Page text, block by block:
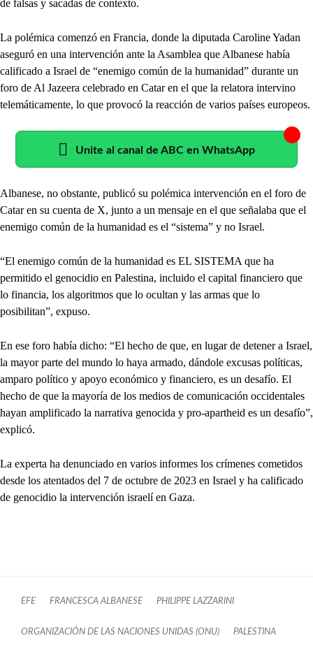
de falsas y sacadas de contexto.
La polémica comenzó en Francia, donde la diputada Caroline Yadan
aseguró en una intervención ante la Asamblea que Albanese había
calificado a Israel de “enemigo común de la humanidad” durante un
foro de Al Jazeera celebrado en Catar en el que la relatora intervino
telemáticamente, lo que provocó la reacción de varios países europeos.
Unite al canal de ABC en WhatsApp
Albanese, no obstante, publicó su polémica intervención en el foro de
Catar en su cuenta de X, junto a un mensaje en el que señalaba que el
enemigo común de la humanidad es el “sistema” y no Israel.
“El enemigo común de la humanidad es EL SISTEMA que ha
permitido el genocidio en Palestina, incluido el capital financiero que
lo financia, los algoritmos que lo ocultan y las armas que lo
posibilitan”, expuso.
En ese foro había dicho: “El hecho de que, en lugar de detener a Israel,
la mayor parte del mundo lo haya armado, dándole excusas políticas,
amparo político y apoyo económico y financiero, es un desafío. El
hecho de que la mayoría de los medios de comunicación occidentales
hayan amplificado la narrativa genocida y pro-apartheid es un desafío”,
explicó.
La experta ha denunciado en varios informes los crímenes cometidos
desde los atentados del 7 de octubre de 2023 en Israel y ha calificado
de genocidio la intervención israelí en Gaza.
EFE FRANCESCA ALBANESE PHILIPPE LAZZARINI
ORGANIZACIÓN DE LAS NACIONES UNIDAS (ONU) PALESTINA